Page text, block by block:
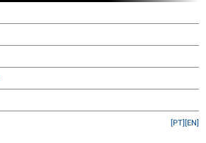
[EN]
[PT]